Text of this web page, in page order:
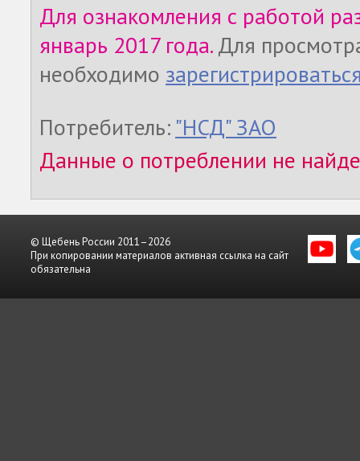
Для ознакомления с работой
январь 2017 года.Для
необходимо
Потребитель: "НСД" ЗАО
Данные о потреблении не
© Щебень России 2011–2026
При копировании материалов активная ссылка на сайт
обязательна